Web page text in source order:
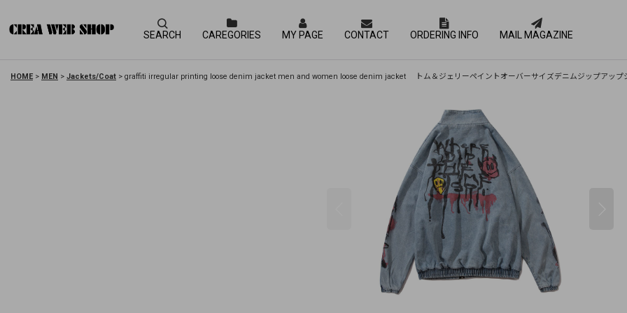
SEARCH CAREGORIES MY PAGE CONTACT ORDERING INFO MAIL MAGAZINE
HOME > MEN > Jackets/Coat > graffiti irregular printing loose denim jacket men and women loose denim jacket トム＆ジェリーペイントオーバーサイズデニムジップアップ